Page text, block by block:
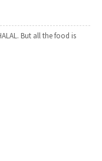
But all the food is